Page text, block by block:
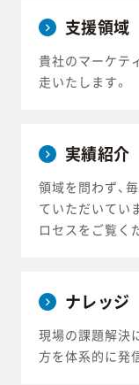
支援領域
貴社のマーケテ
走いたします。
実績紹介
領域を問わず、
ていただいてい
ロセスをご覧く
ナレッジ
現場の課題解決
方を体系的に発